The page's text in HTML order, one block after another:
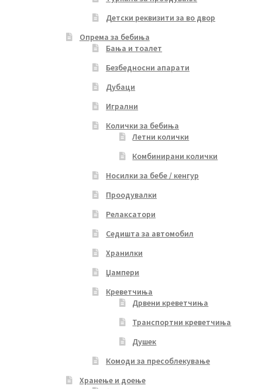
Детски реквизити за во двор
Опрема за бебиња
Бања и тоалет
Безбедносни апарати
Дубаци
Игрални
Колички за бебиња
Летни колички
Комбинирани колички
Носилки за бебе / кенгур
Проодувалки
Релаксатори
Седишта за автомобил
Хранилки
Џампери
Креветчиња
Дрвени креветчиња
Транспортни креветчиња
Душек
Комоди за пресоблекување
Хранење и доење